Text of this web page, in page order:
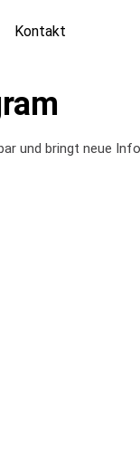
Kontakt
und bringt neue